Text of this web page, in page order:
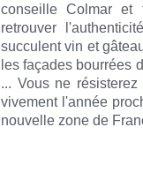
conseille Colmar
retrouver
succulent vin et
les façades bourrées
... Vous ne
vivement l'année
nouvelle zone de